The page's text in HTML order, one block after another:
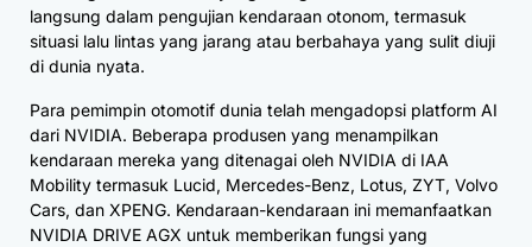
langsung dalam pengujian kendaraan otonom, termasuk
situasi lalu lintas yang jarang atau berbahaya yang sulit diuji
di dunia nyata.
Para pemimpin otomotif dunia telah mengadopsi platform AI
dari NVIDIA. Beberapa produsen yang menampilkan
kendaraan mereka yang ditenagai oleh NVIDIA di IAA
Mobility termasuk Lucid, Mercedes-Benz, Lotus, ZYT, Volvo
Cars, dan XPENG. Kendaraan-kendaraan ini memanfaatkan
NVIDIA DRIVE AGX untuk memberikan fungsi yang